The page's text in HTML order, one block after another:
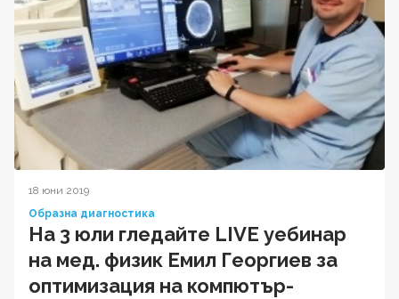
18 юни 2019
Образна диагностика
На 3 юли гледайте LIVE уебинар
на мед. физик Емил Георгиев за
оптимизация на компютър-